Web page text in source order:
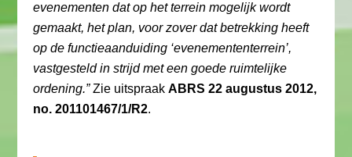
evenementen dat op het terrein mogelijk wordt
gemaakt, het plan, voor zover dat betrekking heeft
op de functieaanduiding ‘evenemententerrein’,
vastgesteld in strijd met een goede ruimtelijke
ordening.”Zie uitspraakABRS 22 augustus 2012,
no. 201101467/1/R2.